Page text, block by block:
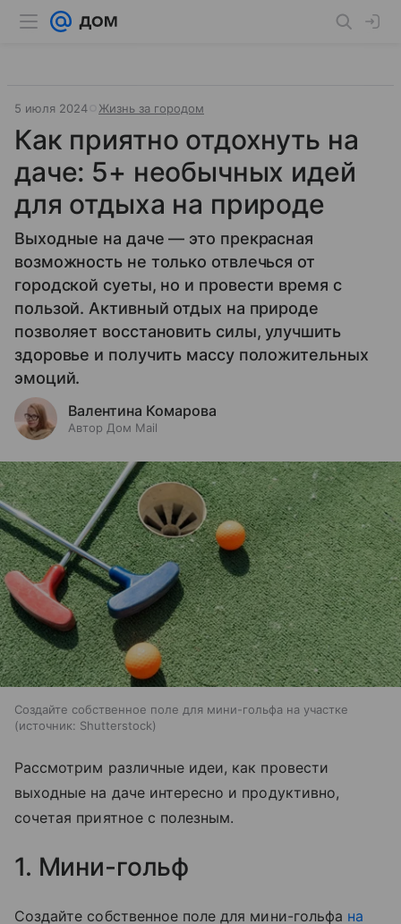
5 июля 2024 Жизнь за городом
Как приятно отдохнуть на
даче: 5+ необычных идей
для отдыха на природе
Выходные на даче — это прекрасная
возможность не только отвлечься от
городской суеты, но и провести время с
пользой. Активный отдых на природе
позволяет восстановить силы, улучшить
здоровье и получить массу положительных
эмоций.
Валентина Комарова
Автор Дом Mail
Создайте собственное поле для мини-гольфа на участке
источник: Shutterstock
Рассмотрим различные идеи, как провести
выходные на даче интересно и продуктивно,
сочетая приятное с полезным.
1. Мини-гольф
Создайте собственное поле для мини-гольфа на